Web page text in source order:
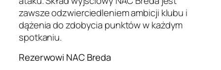
zawsze odzwierciedleniem ambicji klubu i
dążenia do zdobycia punktów w każdym
spotkaniu.
Rezerwowi NAC Breda